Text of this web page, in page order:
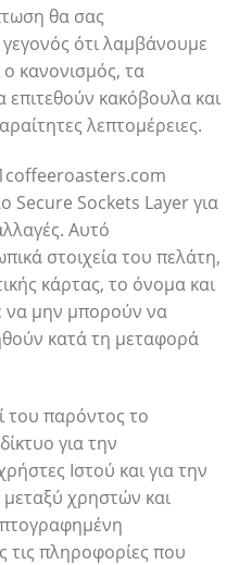
θα σας
ότι λαμβάνουμε
κανονισμός, τα
επιτεθούν κακόβουλα και
λεπτομέρειες.
Secure Sockets Layer για
Αυτό
στοιχεία του πελάτη,
κάρτας, το όνομα και
να μην μπορούν να
κατά τη μεταφορά
του παρόντος το
για την
Ιστού και για την
χρηστών και
τις πληροφορίες που